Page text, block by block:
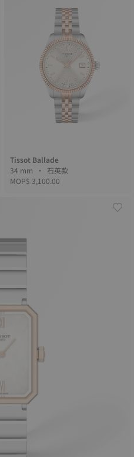
Tissot Ballade
34 mm • 石英款
MOP$ 3,100.00